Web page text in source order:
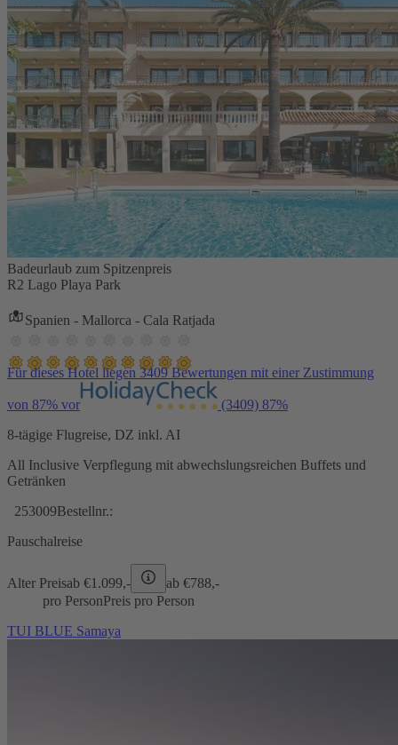
Badeurlaub zum Spitzenpreis
R2 Lago Playa Park
Spanien - Mallorca - Cala Ratjada
Für dieses Hotel liegen 3409 Bewertungen mit einer Zustimmung
von 87% vor (3409) 87%
8-tägige Flugreise, DZ inkl. AI
All Inclusive Verpflegung mit abwechslungsreichen Buffets und
Getränken
253009Bestellnr.:
Pauschalreise
Alter Preisab €1.099,- ab €788,-
pro PersonPreis pro Person
TUI BLUE Samaya